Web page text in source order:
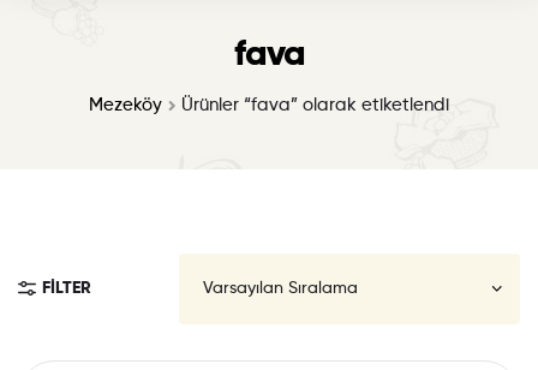
fava
Mezeköy Ürünler “fava” olarak etiketlendi
FILTER